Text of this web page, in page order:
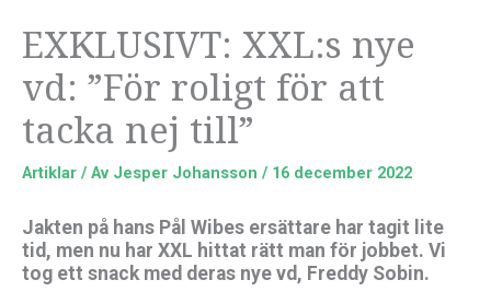
EXKLUSIVT: XXL:s nye
vd: ”För roligt för att
tacka nej till”
Artiklar / Av Jesper Johansson / 16 december 2022
Jakten på hans Pål Wibes ersättare har tagit lite
tid, men nu har XXL hittat rätt man för jobbet. Vi
tog ett snack med deras nye vd, Freddy Sobin.